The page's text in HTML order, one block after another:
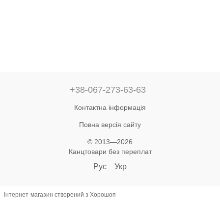
+38-067-273-63-63
Контактна інформація
Повна версія сайту
© 2013—2026
Канцтовари без переплат
Рус Укр
Інтернет-магазин створений з Хорошоп